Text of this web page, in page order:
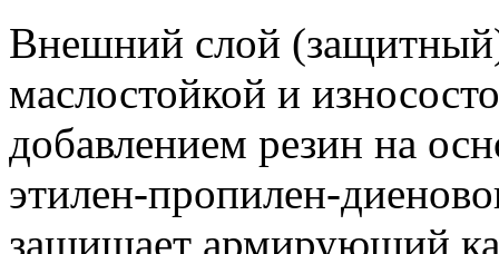
Внешний слой
маслостойкой и
добавлением резин на
этилен-пропилен-
защищает армирующий